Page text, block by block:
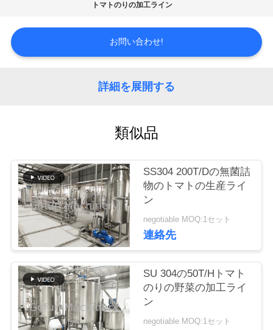
私
て
旅
トマトのりの加工ライン
お問い合わせ!
詳細を展開する
類似品
SS304 200T/Dの無菌詰
物のトマトの生産ライ
ン
negotiable MOQ:1セット
連絡先
SU 304の50T/Hトマト
のりの野菜の加工ライ
ン
negotiable MOQ:1セット